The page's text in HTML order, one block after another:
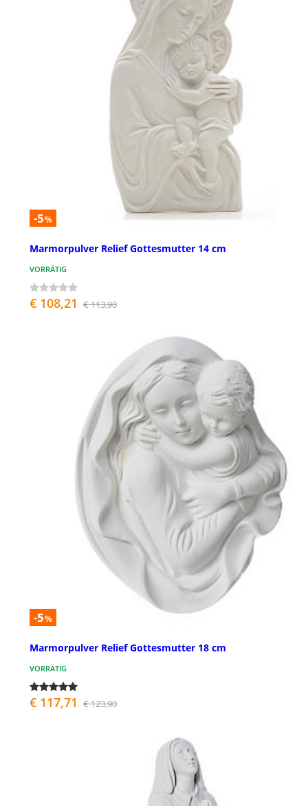
-5%
Marmorpulver Relief Gottesmutter 14 cm
VORRÄTIG
€ 108,21 € 113,90
-5%
Marmorpulver Relief Gottesmutter 18 cm
VORRÄTIG
€ 117,71 € 123,90